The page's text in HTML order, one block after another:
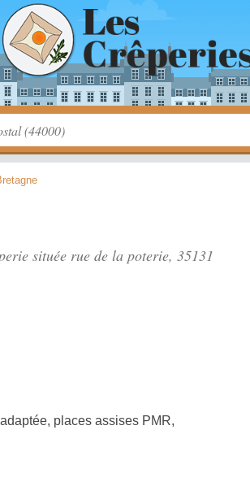
située rue de la poterie, 35131
places assises PMR,